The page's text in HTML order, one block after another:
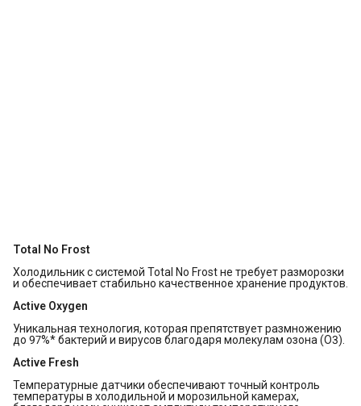
Total No Frost
Холодильник с системой Total No Frost не требует разморозки
и обеспечивает стабильно качественное хранение продуктов.
Active Oxygen
Уникальная технология, которая препятствует размножению
до 97%* бактерий и вирусов благодаря молекулам озона (O3).
Active Fresh
Температурные датчики обеспечивают точный контроль
температуры в холодильной и морозильной камерах,